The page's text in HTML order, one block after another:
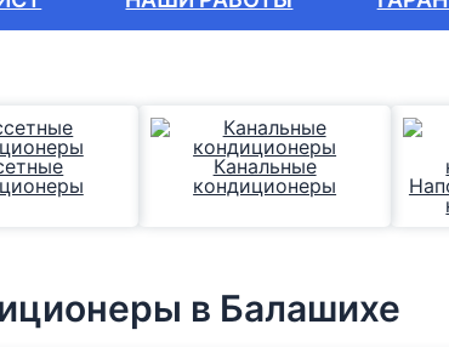
Канальные
кондиционеры
в Балашихе